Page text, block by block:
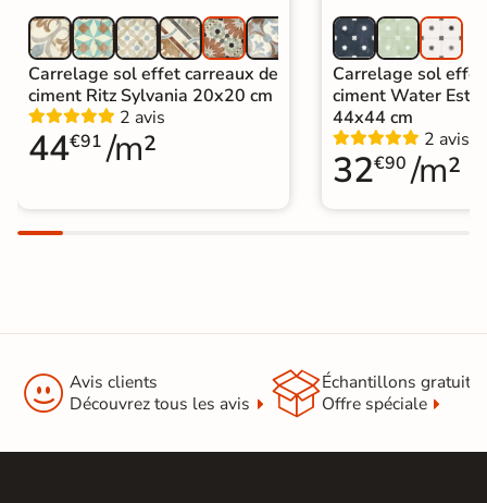
Carrelage sol effet carreaux de
ciment Ritz Sylvania 20x20 cm
2 avis
44€91 /m²
Carrelage sol
ciment Water
44x44 cm
2 avis
32€90 /m²
 Avis clients
Découvrez tous les avis
Échantillons gratuit
Offre spéciale